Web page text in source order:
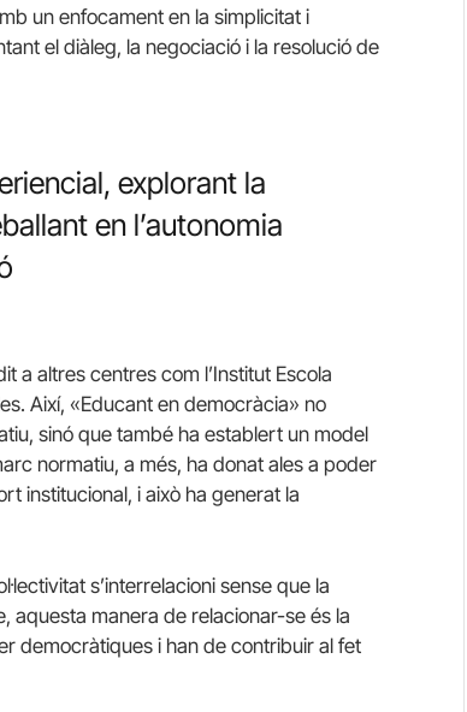
un enfocament en la simplicitat i
el diàleg, la negociació i la resolució de
explorant la
en l’autonomia
a altres centres com l’Institut Escola
Així, «Educant en democràcia» no
sinó que també ha establert un model
normatiu, a més, ha donat ales a poder
institucional, i això ha generat la
s’interrelacioni sense que la
aquesta manera de relacionar-se és la
democràtiques i han de contribuir al fet